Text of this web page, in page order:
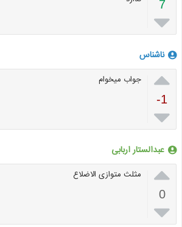
7

ناشناس

-1

جواب میخوام
عبدالستار اربابی

0

مثلث متوازی الاضلاع